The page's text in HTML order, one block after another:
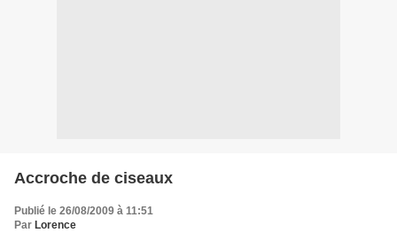
Accroche de ciseaux
Publié le 26/08/2009 à 11:51
Par Lorence